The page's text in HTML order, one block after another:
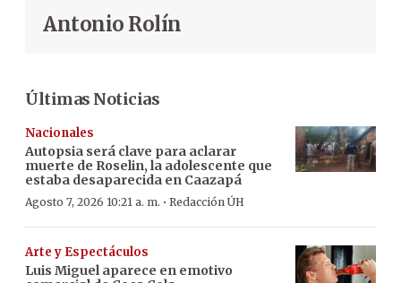
Antonio Rolín
Últimas Noticias
Nacionales
Autopsia será clave para aclarar
muerte de Roselin, la adolescente que
estaba desaparecida en Caazapá
Agosto 7, 2026 10:21 a. m. · Redacción ÚH
Arte y Espectáculos
Luis Miguel aparece en emotivo